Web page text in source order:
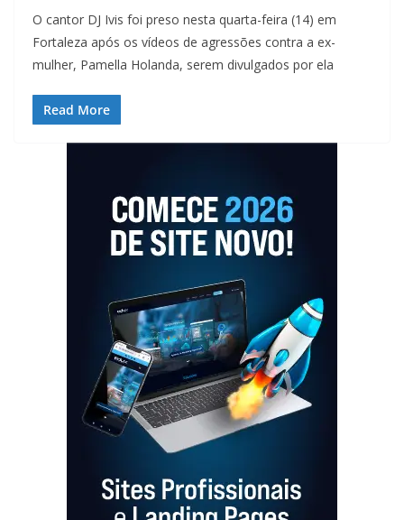
O cantor DJ Ivis foi preso nesta quarta-feira (14) em
Fortaleza após os vídeos de agressões contra a ex-
mulher, Pamella Holanda, serem divulgados por ela
Read More